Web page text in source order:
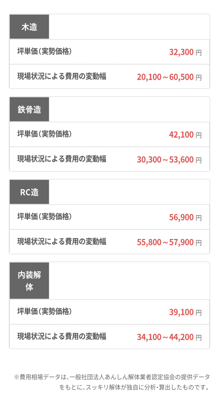
地形・道路事情と解体費用の傾向
漁港周辺の密集市街地では、狭い道路や隣家と
の近さが解体費用を押し上げる主な要因です。
地形の特徴：
おり、敷地に高低差がある現場も少なくありま
道路事情：歯舞や花咲港といった漁港周辺や、市
街地の古い商店街エリアでは、重機を積んだ大
型車や廃棄物を運ぶダンプが入れない狭い道が
数多くあります。これは、昔、冬の厳しい風を防
ぐために家々を密集させて建てた名残です。
費用への影響：隣家との隙間が数十センチしか
ない現場では、重機が使えず手作業で解体する
「手壊し」の割合が増えるため、工期が長引き人
件費もかさみます。加えて、大型車が入れない場
合は小型ダンプで廃棄物を何度も往復して運び
出す「小運搬」が必要になり、輸送コストが高く
なる傾向にあります。
根室市のように漁業で栄えた町の
木造
32,300 円
20,100～60,500 円
鉄骨造
42,100 円
30,300～53,600 円
RC造
56,900 円
55,800～57,900 円
内装解
体
39,100 円
34,100～44,200 円
※費用相場データは、一般社団法人あんしん解体業者認定協会の提供データ
をもとに、スッキリ解体が独自に分析・算出したものです。